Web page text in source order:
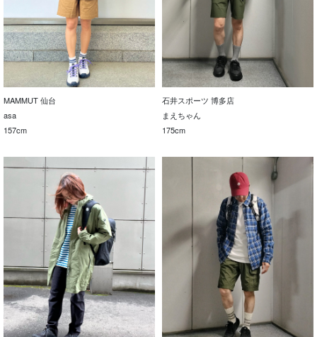
MAMMUT 仙台
asa
157cm
石井スポーツ 博多店
まえちゃん
175cm